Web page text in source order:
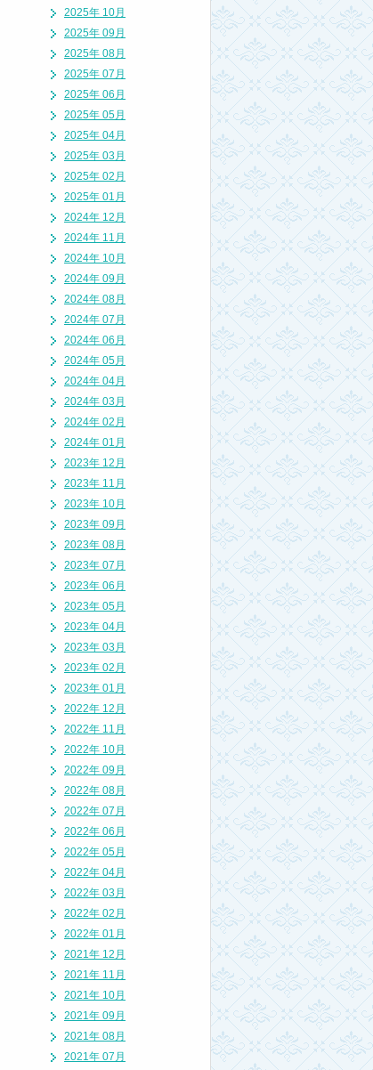
2025年 10月
2025年 09月
2025年 08月
2025年 07月
2025年 06月
2025年 05月
2025年 04月
2025年 03月
2025年 02月
2025年 01月
2024年 12月
2024年 11月
2024年 10月
2024年 09月
2024年 08月
2024年 07月
2024年 06月
2024年 05月
2024年 04月
2024年 03月
2024年 02月
2024年 01月
2023年 12月
2023年 11月
2023年 10月
2023年 09月
2023年 08月
2023年 07月
2023年 06月
2023年 05月
2023年 04月
2023年 03月
2023年 02月
2023年 01月
2022年 12月
2022年 11月
2022年 10月
2022年 09月
2022年 08月
2022年 07月
2022年 06月
2022年 05月
2022年 04月
2022年 03月
2022年 02月
2022年 01月
2021年 12月
2021年 11月
2021年 10月
2021年 09月
2021年 08月
2021年 07月